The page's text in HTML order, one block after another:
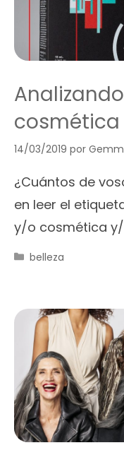
cosmética
14/03/2019 por
¿Cuántos de
en leer el
y/o cosmética
Categorías
belleza